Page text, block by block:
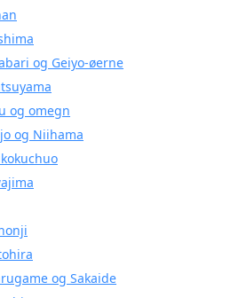
og Geiyo-øerne
og omegn
og Niihama
og Sakaide